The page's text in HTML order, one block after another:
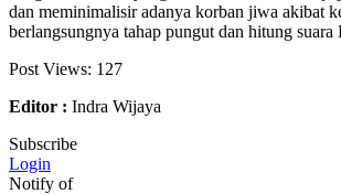
dan meminimalisir adanya korban jiwa akibat
berlangsungnya tahap pungut dan hitung
Post Views: 127
Editor : Indra Wijaya
Subscribe
Login
Notify of